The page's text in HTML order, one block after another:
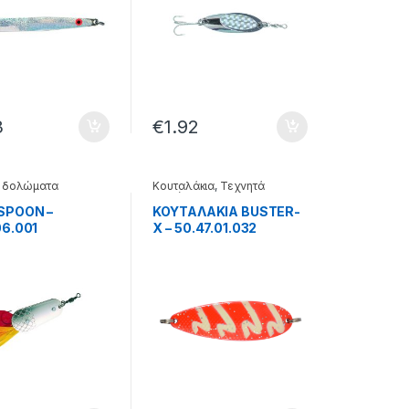
€1.92
δολώματα
–
Κουταλάκια, Τεχνητά
δολώματα
ΚΟΥΤΑΛΑΚΙΑ BUSTER-
X – 50.47.01.032